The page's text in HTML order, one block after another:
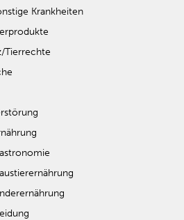
Krankheiten
Tierrechte